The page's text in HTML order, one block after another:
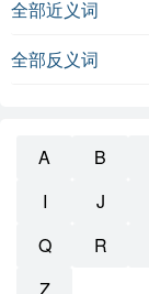
全部近义词
全部反义词
A B
I
J
Q
R
Z